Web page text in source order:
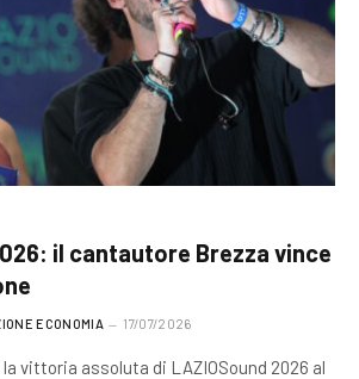
il cantautore Brezza vince
ECONOMIA 17/07/2026
vittoria assoluta di LAZIOSound 2026 al